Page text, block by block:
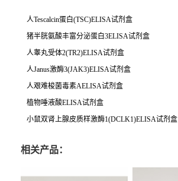
人Tescalcin蛋白(TSC)ELISA试剂盒
猪半胱氨酸丰富分泌蛋白3ELISA试剂盒
人睾丸受体2(TR2)ELISA试剂盒
人Janus激酶3(JAK3)ELISA试剂盒
人艰难梭菌毒素AELISA试剂盒
植物唾液酸ELISA试剂盒
小鼠双肾上腺皮质样激酶1(DCLK1)ELISA试剂盒
相关产品：